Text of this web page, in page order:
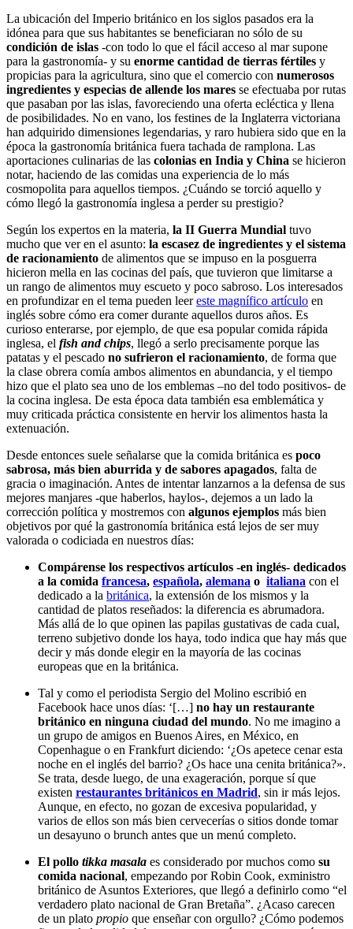
La ubicación del Imperio británico en los siglos pasados era la
idónea para que sus habitantes se beneficiaran no sólo de su
condición de islas -con todo lo que el fácil acceso al mar supone
para la gastronomía- y su enorme cantidad de tierras fértiles y
propicias para la agricultura, sino que el comercio con numerosos
ingredientes y especias de allende los mares se efectuaba por rutas
que pasaban por las islas, favoreciendo una oferta ecléctica y llena
de posibilidades. No en vano, los festines de la Inglaterra victoriana
han adquirido dimensiones legendarias, y raro hubiera sido que en la
época la gastronomía británica fuera tachada de ramplona. Las
aportaciones culinarias de las colonias en India y China se hicieron
notar, haciendo de las comidas una experiencia de lo más
cosmopolita para aquellos tiempos. ¿Cuándo se torció aquello y
cómo llegó la gastronomía inglesa a perder su prestigio?
Según los expertos en la materia, la II Guerra Mundial tuvo
mucho que ver en el asunto: la escasez de ingredientes y el sistema
de racionamiento de alimentos que se impuso en la posguerra
hicieron mella en las cocinas del país, que tuvieron que limitarse a
un rango de alimentos muy escueto y poco sabroso. Los interesados
en profundizar en el tema pueden leereste magnífico artículo en
inglés sobre cómo era comer durante aquellos duros años. Es
curioso enterarse, por ejemplo, de que esa popular comida rápida
inglesa, el fish and chips, llegó a serlo precisamente porque las
patatas y el pescado no sufrieron el racionamiento, de forma que
la clase obrera comía ambos alimentos en abundancia, y el tiempo
hizo que el plato sea uno de los emblemas –no del todo positivos- de
la cocina inglesa. De esta época data también esa emblemática y
muy criticada práctica consistente en hervir los alimentos hasta la
extenuación.
Desde entonces suele señalarse que la comida británica es poco
sabrosa, más bien aburrida y de sabores apagados, falta de
gracia o imaginación. Antes de intentar lanzarnos a la defensa de sus
mejores manjares -que haberlos, haylos-, dejemos a un lado la
corrección política y mostremos con algunos ejemplos más bien
objetivos por qué la gastronomía británica está lejos de ser muy
valorada o codiciada en nuestros días:
Compárense los respectivos artículos -en inglés- dedicados
a la comida francesa, española, alemana o italiana con el
dedicado a la británica, la extensión de los mismos y la
cantidad de platos reseñados: la diferencia es abrumadora.
Más allá de lo que opinen las papilas gustativas de cada cual,
terreno subjetivo donde los haya, todo indica que hay más que
decir y más donde elegir en la mayoría de las cocinas
europeas que en la británica.
Tal y como el periodista Sergio del Molino escribió en
Facebook hace unos días: ‘[…] no hay un restaurante
británico en ninguna ciudad del mundo. No me imagino a
un grupo de amigos en Buenos Aires, en México, en
Copenhague o en Frankfurt diciendo: ‘¿Os apetece cenar esta
noche en el inglés del barrio? ¿Os hace una cenita británica?».
Se trata, desde luego, de una exageración, porque sí que
existen restaurantes británicos en Madrid, sin ir más lejos.
Aunque, en efecto, no gozan de excesiva popularidad, y
varios de ellos son más bien cervecerías o sitios donde tomar
un desayuno o brunch antes que un menú completo.
El pollo tikka masala es considerado por muchos como su
comida nacional, empezando por Robin Cook, exministro
británico de Asuntos Exteriores, que llegó a definirlo como “el
verdadero plato nacional de Gran Bretaña”. ¿Acaso carecen
de un plato propio que enseñar con orgullo? ¿Cómo podemos